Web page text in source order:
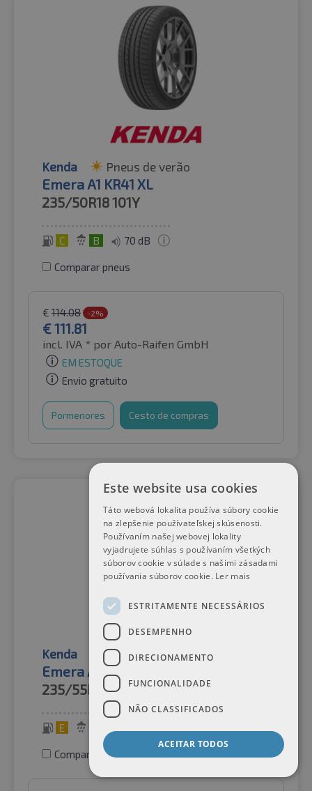
Kenda Pneus de verão
Emera A1 KR41 XL
235/50R18101Y
C B 70 dB
Comparar pneus
€ 114.08 -2%
€111.81
incl. IVA * por Auto-Raifen GmbH
EM ESTOQUE
Envio gratuito
Pormenores Cesto de compras
Kenda Pneus de verão
Emera A1 KR41 XL
235/55R17103Y
E
Comparar pneus
Este website usa cookies
Táto webová lokalita používa súbory cookie
na zlepšenie používateľskej skúsenosti.
Používaním našej webovej lokality
vyjadrujete súhlas s používaním všetkých
súborov cookie v súlade s našimi zásadami
používania súborov cookie. Ler mais
ESTRITAMENTE NECESSÁRIOS
DESEMPENHO
DIRECIONAMENTO
FUNCIONALIDADE
NÃO CLASSIFICADOS
ACEITAR TODOS